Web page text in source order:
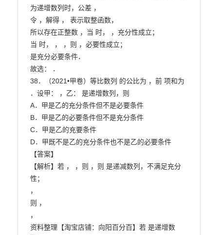
为递增数列时，公差 ，
令 ，解得 ， 表示取整函数，
所以存在正整数 ，当 时， ，充分性成立；
当 时， ， ，则 ，必要性成立；
是充分必要条件．
故选： ．
38．（2021•甲卷）等比数列 的公比为 ，前 项和为
．设甲： ，乙： 是递增数列，则
A．甲是乙的充分条件但不是必要条件
B．甲是乙的必要条件但不是充分条件
C．甲是乙的充要条件
D．甲既不是乙的充分条件也不是乙的必要条件
【答案】
【解析】若 ， ，则 ，则 是递减数列，不满足充分
性；
，
则 ，
，
资料整理【淘宝店铺：向阳百分百】若 是递增数